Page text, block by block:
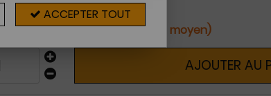
2 à 4 semaines (délai moyen)
AJOUTER AU
ACCEPTER TOUT